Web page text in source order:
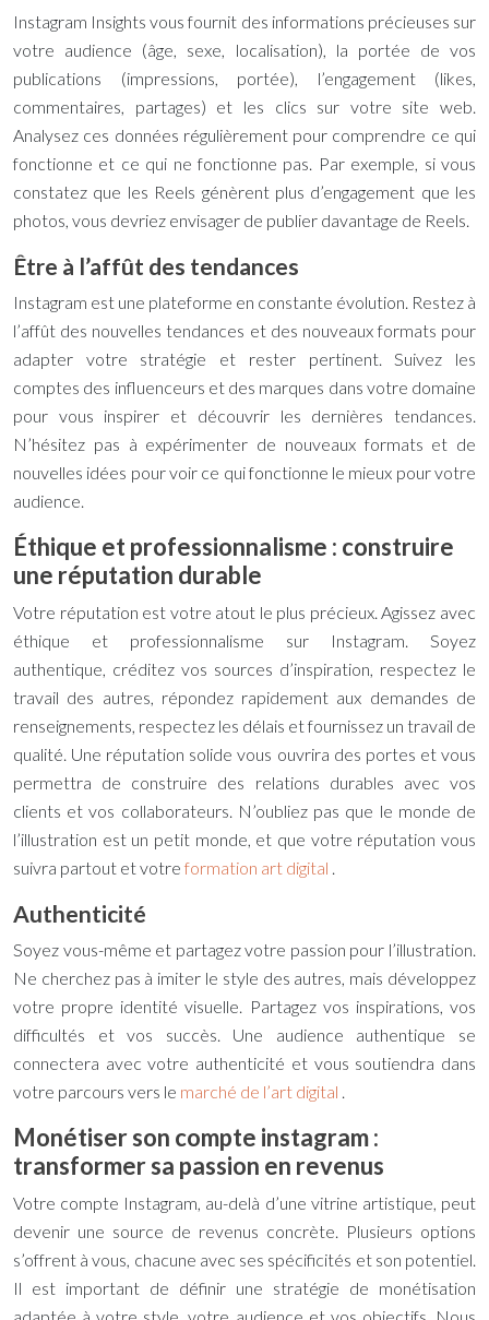
Instagram Insights vous fournit des informations précieuses sur
votre audience (âge, sexe, localisation), la portée de vos
publications (impressions, portée), l’engagement (likes,
commentaires, partages) et les clics sur votre site web.
Analysez ces données régulièrement pour comprendre ce qui
fonctionne et ce qui ne fonctionne pas. Par exemple, si vous
constatez que les Reels génèrent plus d’engagement que les
photos, vous devriez envisager de publier davantage de Reels.
Être à l’affût des tendances
Instagram est une plateforme en constante évolution. Restez à
l’affût des nouvelles tendances et des nouveaux formats pour
adapter votre stratégie et rester pertinent. Suivez les
comptes des influenceurs et des marques dans votre domaine
pour vous inspirer et découvrir les dernières tendances.
N’hésitez pas à expérimenter de nouveaux formats et de
nouvelles idées pour voir ce qui fonctionne le mieux pour votre
audience.
Éthique et professionnalisme : construire
une réputation durable
Votre réputation est votre atout le plus précieux. Agissez avec
éthique et professionnalisme sur Instagram. Soyez
authentique, créditez vos sources d’inspiration, respectez le
travail des autres, répondez rapidement aux demandes de
renseignements, respectez les délais et fournissez un travail de
qualité. Une réputation solide vous ouvrira des portes et vous
permettra de construire des relations durables avec vos
clients et vos collaborateurs. N’oubliez pas que le monde de
l’illustration est un petit monde, et que votre réputation vous
suivra partout et votre formation art digital .
Authenticité
Soyez vous-même et partagez votre passion pour l’illustration.
Ne cherchez pas à imiter le style des autres, mais développez
votre propre identité visuelle. Partagez vos inspirations, vos
difficultés et vos succès. Une audience authentique se
connectera avec votre authenticité et vous soutiendra dans
votre parcours vers le marché de l’art digital .
Monétiser son compte instagram :
transformer sa passion en revenus
Votre compte Instagram, au-delà d’une vitrine artistique, peut
devenir une source de revenus concrète. Plusieurs options
s’offrent à vous, chacune avec ses spécificités et son potentiel.
Il est important de définir une stratégie de monétisation